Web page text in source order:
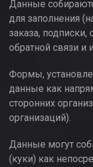
Данные
для заполнения
заказа, подписки,
обратной связи и
Формы,
данные как
сторонних
организаций).
Данные могут
(куки) как